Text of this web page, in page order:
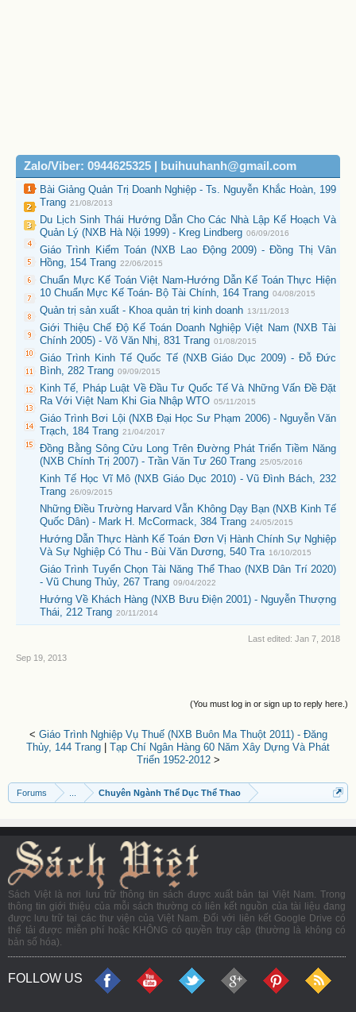
Zalo/Viber: 0944625325 | buihuuhanh@gmail.com
Bài Giảng Quản Trị Doanh Nghiệp - Ts. Nguyễn Khắc Hoàn, 199
Trang 21/08/2013
Du Lịch Sinh Thái Hướng Dẫn Cho Các Nhà Lập Kế Hoạch Và
Quản Lý (NXB Hà Nội 1999) - Kreg Lindberg 06/09/2016
Giáo Trình Kiểm Toán (NXB Lao Động 2009) - Đồng Thị Vân
Hồng, 154 Trang 22/06/2015
Chuẩn Mực Kế Toán Việt Nam-Hướng Dẫn Kế Toán Thực Hiện
10 Chuẩn Mực Kế Toán- Bộ Tài Chính, 164 Trang 04/08/2015
Quản trị sản xuất - Khoa quản trị kinh doanh 13/11/2013
Giới Thiệu Chế Độ Kế Toán Doanh Nghiệp Việt Nam (NXB Tài
Chính 2005) - Võ Văn Nhị, 831 Trang 01/08/2015
Giáo Trình Kinh Tế Quốc Tế (NXB Giáo Dục 2009) - Đỗ Đức
Bình, 282 Trang 09/09/2015
Kinh Tế, Pháp Luật Về Đầu Tư Quốc Tế Và Những Vấn Đề Đặt
Ra Với Việt Nam Khi Gia Nhập WTO 05/11/2015
Giáo Trình Bơi Lội (NXB Đại Học Sư Phạm 2006) - Nguyễn Văn
Trạch, 184 Trang 21/04/2017
Đồng Bằng Sông Cửu Long Trên Đường Phát Triển Tiềm Năng
(NXB Chính Trị 2007) - Trần Văn Tư 260 Trang 25/05/2016
Kinh Tế Học Vĩ Mô (NXB Giáo Dục 2010) - Vũ Đình Bách, 232
Trang 26/09/2015
Những Điều Trường Harvard Vẫn Không Dạy Bạn (NXB Kinh Tế
Quốc Dân) - Mark H. McCormack, 384 Trang 24/05/2015
Hướng Dẫn Thực Hành Kế Toán Đơn Vị Hành Chính Sự Nghiệp
Và Sự Nghiệp Có Thu - Bùi Văn Dương, 540 Tra 16/10/2015
Giáo Trình Tuyển Chọn Tài Năng Thể Thao (NXB Dân Trí 2020)
- Vũ Chung Thủy, 267 Trang 09/04/2022
Hướng Về Khách Hàng (NXB Bưu Điện 2001) - Nguyễn Thượng
Thái, 212 Trang 20/11/2014
Last edited: Jan 7, 2018
Sep 19, 2013
(You must log in or sign up to reply here.)
< Giáo Trình Nghiệp Vụ Thuế (NXB Buôn Ma Thuột 2011) - Đăng
Thủy, 144 Trang
Tạp Chí Ngân Hàng 60 Năm Xây Dựng Và Phát
Triển 1952-2012>
Forums Chuyên Ngành Thể Dục Thể Thao
Sách Việt là nơi lưu trữ thông tin sách được xuất bản tại Việt Nam. Trong
thông tin giới thiệu của mỗi sách thường có liên kết nguồn của tài liệu đang
được lưu trữ tại các thư viện của Việt Nam. Đối với liên kết Google Drive có
thể tải được miễn phí hoặc KHÔNG có quyền truy cập (thường là không có
bản số hóa).
FOLLOW US